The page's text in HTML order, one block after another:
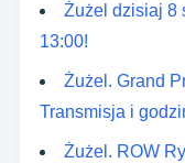
Żużel dzisiaj 8
13:00!
Żużel. Grand
Transmisja i
Żużel. ROW